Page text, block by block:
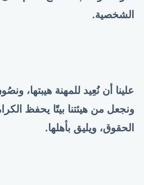
الشخصية.
علينا أن نُعِيد للمهنة هيبتها،
ونجعل من هيئتنا بيتًا يحفظ
الحقوق، ويليق بأهلها.